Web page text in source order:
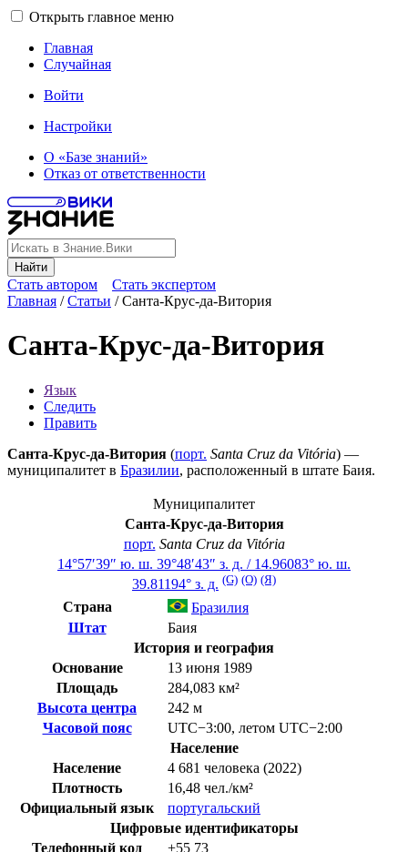
Открыть главное меню
Главная
Случайная
Войти
Настройки
О «Базе знаний»
Отказ от ответственности
Найти
Стать автором
Стать экспертом
Главная /Статьи /Санта-Крус-да-Витория
Санта-Крус-да-Витория
Язык
Следить
Править
Санта-Крус-да-Витория (порт. Santa Cruz da Vitória) —
муниципалитет в Бразилии, расположенный в штате Баия.
Муниципалитет
Санта-Крус-да-Витория
порт. Santa Cruz da Vitória
14°57′39″ ю. ш. 39°48′43″ з. д. / 14.96083° ю. ш.
39.81194° з. д. (G) (O) (Я)
Страна
Бразилия
Штат
Баия
История и география
Основание
13 июня 1989
Площадь
284,083 км²
Высота центра
242 м
Часовой пояс
UTC−3:00, летом UTC−2:00
Население
Население
4 681 человека (2022)
Плотность
16,48 чел./км²
Официальный язык
португальский
Цифровые идентификаторы
Телефонный код
+55 73